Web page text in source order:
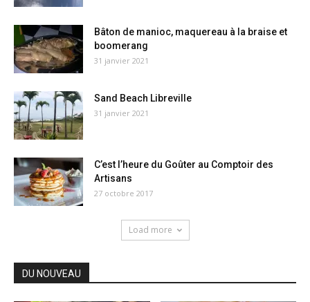
Bâton de manioc, maquereau à la braise et
boomerang
31 janvier 2021
Sand Beach Libreville
31 janvier 2021
C’est l’heure du Goûter au Comptoir des
Artisans
27 octobre 2017
Load more
DU NOUVEAU